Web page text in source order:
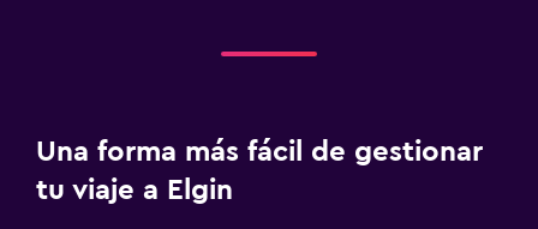
Una forma más fácil de gestionar
tu viaje a Elgin